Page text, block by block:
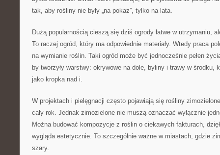
tak, aby rośliny nie były „na pokaz”, tylko na lata.
Dużą popularnością cieszą się dziś ogrody łatwe w utrzymaniu,
To raczej ogród, który ma odpowiednie materiały. Wtedy praca
na wymianie roślin. Taki ogród może być jednocześnie pełen
by tworzyły warstwy: okrywowe na dole, byliny i trawy w środku,
jako kropka nad i.
W projektach i pielęgnacji często pojawiają się rośliny
cały rok. Jednak zimozielone nie muszą oznaczać wyłącznie
Można budować kompozycje z roślin o ciekawych fakturach,
wygląda estetycznie. To szczególnie ważne w miastach, gdzie
szary.